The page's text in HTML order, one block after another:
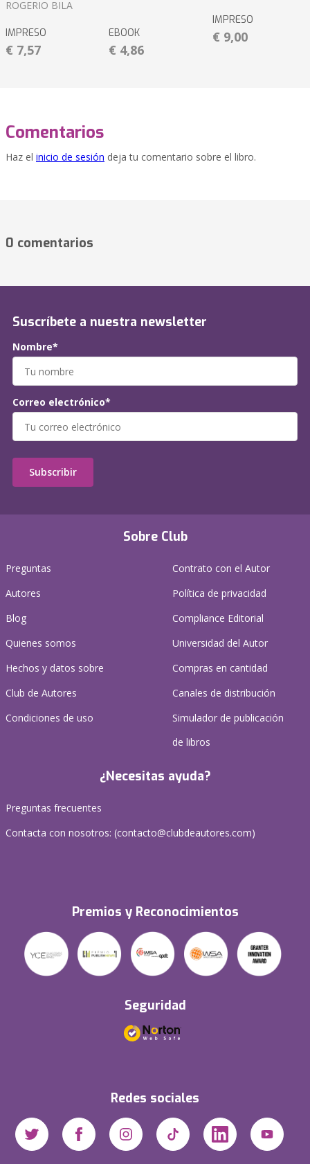
ROGERIO BILA
IMPRESO
€ 7,57
EBOOK
€ 4,86
IMPRESO
€ 9,00
Comentarios
Haz el inicio de sesión deja tu comentario sobre el libro.
0 comentarios
Sobre Club
Preguntas
Autores
Blog
Quienes somos
Hechos y datos sobre
Club de Autores
Condiciones de uso
Contrato con el Autor
Política de privacidad
Compliance Editorial
Universidad del Autor
Compras en cantidad
Canales de distribución
Simulador de publicación
de libros
¿Necesitas ayuda?
Preguntas frecuentes
Contacta con nosotros: (contacto@clubdeautores.com)
Premios y Reconocimientos
Seguridad
Redes sociales
Suscríbete a nuestra newsletter
Nombre*
Correo electrónico*
Subscribir